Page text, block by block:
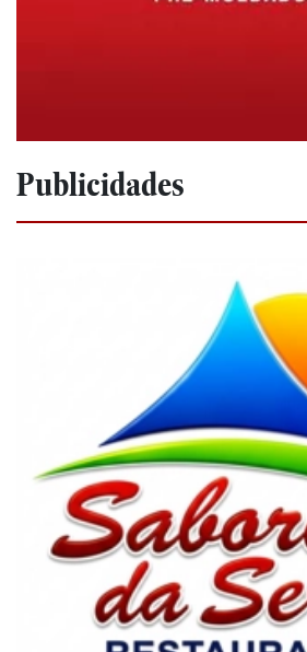
Publicidades